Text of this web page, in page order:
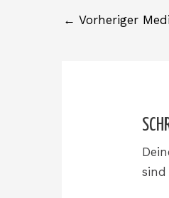
← Vorheriger